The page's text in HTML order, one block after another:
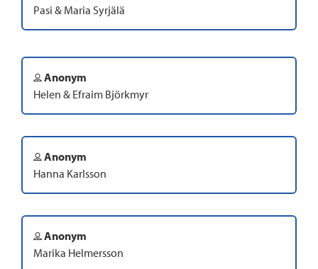
Pasi & Maria Syrjälä
Anonym
Helen & Efraim Björkmyr
Anonym
Hanna Karlsson
Anonym
Marika Helmersson